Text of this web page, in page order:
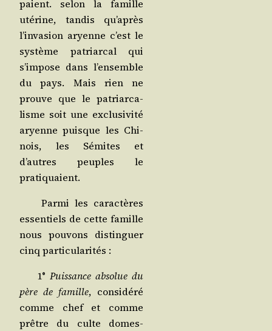
paient. selon la famille
uté­rine, tan­dis qu’a­près
l’in­va­sion aryenne c’est le
sys­tème patriar­cal qui
s’im­pose dans l’en­semble
du pays. Mais rien ne
prouve que le patriar­ca­
lisme soit une exclu­si­vi­té
aryenne puisque les Chi­
nois, les Sémites et
d’autres peuples le
pratiquaient.
Par­mi les carac­tères
essen­tiels de cette famille
nous pou­vons dis­tin­guer
cinq particularités :
1° Puis­sance abso­lue du
père de famille, consi­dé­ré
comme chef et comme
prêtre du culte domes­